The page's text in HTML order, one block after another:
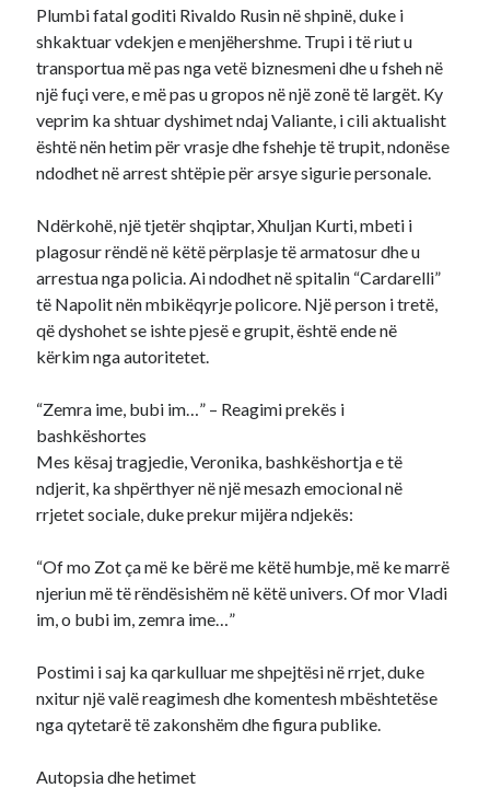
Plumbi fatal goditi Rivaldo Rusin në shpinë, duke i
shkaktuar vdekjen e menjëhershme. Trupi i të riut u
transportua më pas nga vetë biznesmeni dhe u fsheh në
një fuçi vere, e më pas u gropos në një zonë të largët. Ky
veprim ka shtuar dyshimet ndaj Valiante, i cili aktualisht
është nën hetim për vrasje dhe fshehje të trupit, ndonëse
ndodhet në arrest shtëpie për arsye sigurie personale.
Ndërkohë, një tjetër shqiptar, Xhuljan Kurti, mbeti i
plagosur rëndë në këtë përplasje të armatosur dhe u
arrestua nga policia. Ai ndodhet në spitalin “Cardarelli”
të Napolit nën mbikëqyrje policore. Një person i tretë,
që dyshohet se ishte pjesë e grupit, është ende në
kërkim nga autoritetet.
“Zemra ime, bubi im…” – Reagimi prekës i
bashkëshortes
Mes kësaj tragjedie, Veronika, bashkëshortja e të
ndjerit, ka shpërthyer në një mesazh emocional në
rrjetet sociale, duke prekur mijëra ndjekës:
“Of mo Zot ça më ke bërë me këtë humbje, më ke marrë
njeriun më të rëndësishëm në këtë univers. Of mor Vladi
im, o bubi im, zemra ime…”
Postimi i saj ka qarkulluar me shpejtësi në rrjet, duke
nxitur një valë reagimesh dhe komentesh mbështetëse
nga qytetarë të zakonshëm dhe figura publike.
Autopsia dhe hetimet